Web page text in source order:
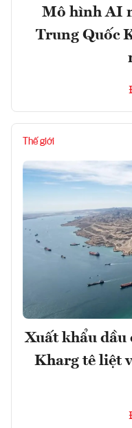
Mô hình AI
Trung Quốc
Thế giới
Xuất khẩu
Kharg tê liệt